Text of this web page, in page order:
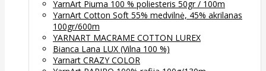
YarnArt Piuma 100 % poliesteris 50gr / 100m
YarnArt Cotton Soft 55% medvilnė, 45% akrilanas
100gr/600m
YARNART MACRAME COTTON LUREX
Bianca Lana LUX (Vilna 100 %)
Yarnart CRAZY COLOR